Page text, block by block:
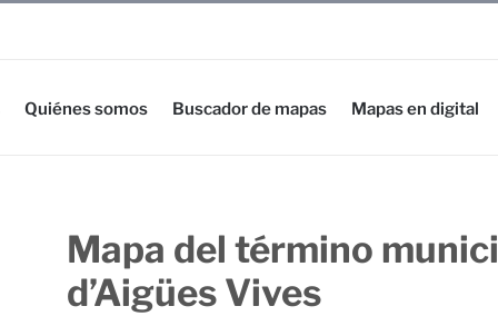
Quiénes somos Buscador de mapas Mapas en digital
Mapa del término
d’Aigües Vives